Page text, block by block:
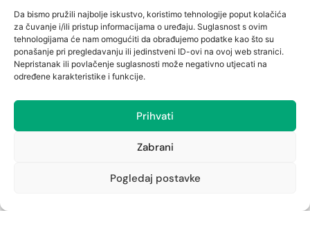
Da bismo pružili najbolje iskustvo, koristimo tehnologije poput kolačića
za čuvanje i/ili pristup informacijama o uređaju. Suglasnost s ovim
tehnologijama će nam omogućiti da obrađujemo podatke kao što su
ponašanje pri pregledavanju ili jedinstveni ID-ovi na ovoj web stranici.
Nepristanak ili povlačenje suglasnosti može negativno utjecati na
određene karakteristike i funkcije.
Prihvati
Zabrani
Pogledaj postavke
Ljekarna Cambieri
Cambierieva 11, Rijeka
051/215-281
cambieri@ljekarna-rijeka.hr
Jušići 111
jusici@ljekarna-rijeka.hr
Zametska 44, Rijeka